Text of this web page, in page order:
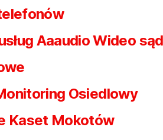
Aaaudio Wideo
Osiedlowy
Kaset Mokotów